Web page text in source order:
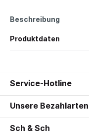
Beschreibung
Produktdaten
Service-Hotline
Unsere Bezahlarten
Sch & Sch